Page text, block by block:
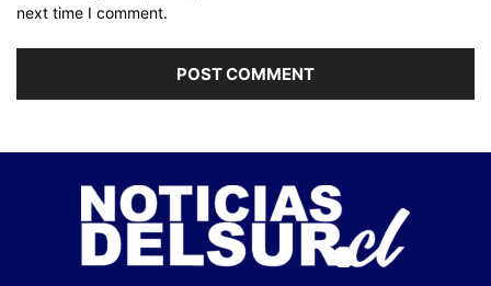
next time I comment.